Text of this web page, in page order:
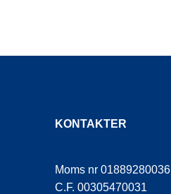
KONTAKTER
Moms nr 01889280036
C.F. 00305470031